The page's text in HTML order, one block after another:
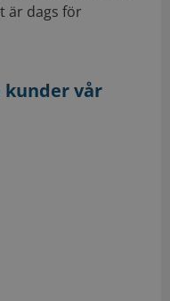
är dags för
kunder vår